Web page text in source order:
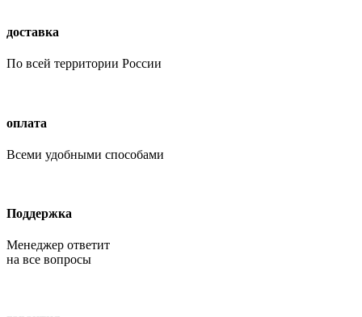
доставка
По всей территории России
оплата
Всеми удобными способами
Поддержка
Менеджер ответит
на все вопросы